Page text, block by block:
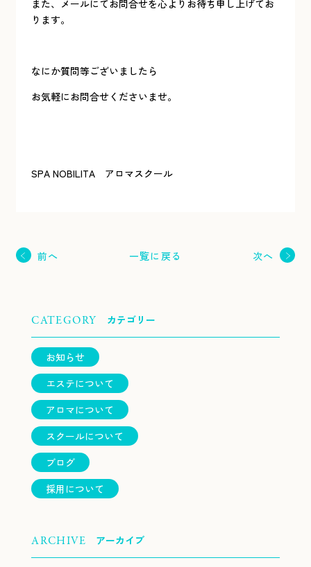
また、メールにてお問合せを心よりお待ち申し上げてお
ります。
なにか質問等ございましたら
お気軽にお問合せくださいませ。
SPA NOBILITA アロマスクール
前へ 一覧に戻る 次へ
CATEGORY カテゴリー
お知らせ
エステについて
アロマについて
スクールについて
ブログ
採用について
ARCHIVE アーカイブ